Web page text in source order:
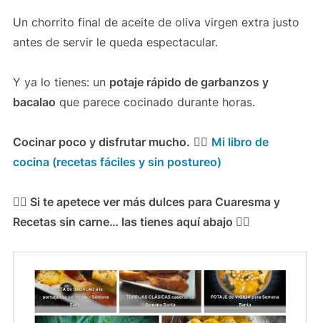
Un chorrito final de aceite de oliva virgen extra justo
antes de servir le queda espectacular.
Y ya lo tienes: un potaje rápido de garbanzos y
bacalao que parece cocinado durante horas.
Cocinar poco y disfrutar mucho. 👉🏻 Mi libro de
cocina (recetas fáciles y sin postureo)
👉🏻 Si te apetece ver más dulces para Cuaresma y
Recetas sin carne… las tienes aquí abajo 👇🏻